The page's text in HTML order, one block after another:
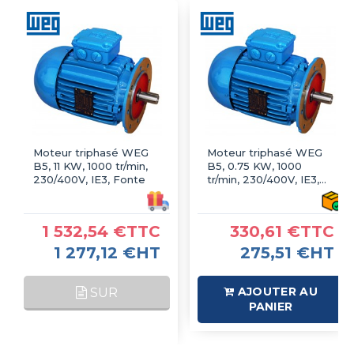
Moteur triphasé WEG
B5, 11 KW, 1000 tr/min,
230/400V, IE3, Fonte
1 532,54 €TTC
1 277,12 €HT
SUR
Moteur triphasé WEG
B5, 0.75 KW, 1000
tr/min, 230/400V, IE3,
330,61 €TTC
275,51 €HT
AJOUTER AU
PANIER